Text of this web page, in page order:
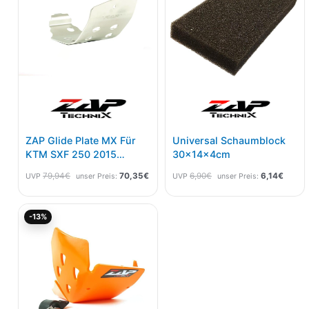
ZAP Glide Plate MX Für
KTM SXF 250 2015
2014/15
UVP 79,94€ unser Preis: 70,35€
Universal Schaumblock
30x14x4cm
UVP 6,90€ unser Preis: 6,14€
-13%
119,95€
ist:
104,36€.